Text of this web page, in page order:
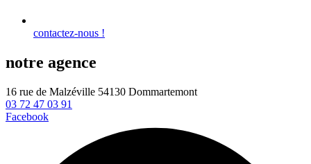
contactez-nous !
notre agence
16 rue de Malzéville 54130 Dommartemont
03 72 47 03 91
Facebook